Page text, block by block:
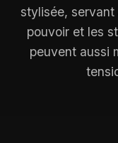
stylisée,
pouvoir et les
peuvent aussi